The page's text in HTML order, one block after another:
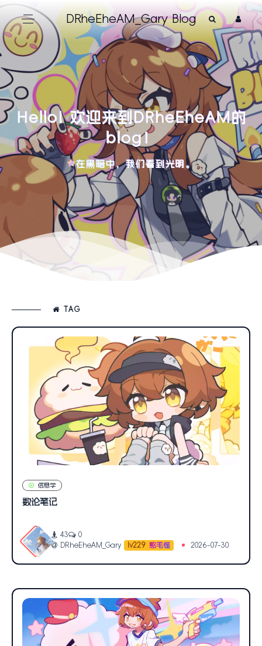
DRheEheAM_Gary Blog
Hello! 欢迎来到DRheEheAM的
blog！
在黑暗中，我们看到光明。
TAG
信息学
数论笔记
43
0
DRheEheAM_Gary
lv229 憨毛怪 2026-07-30